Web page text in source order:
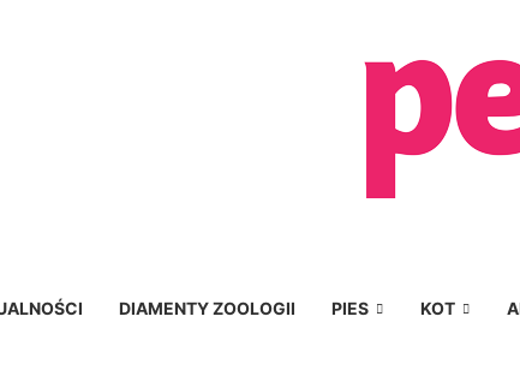
DIAMENTY ZOOLOGII PIES KOT